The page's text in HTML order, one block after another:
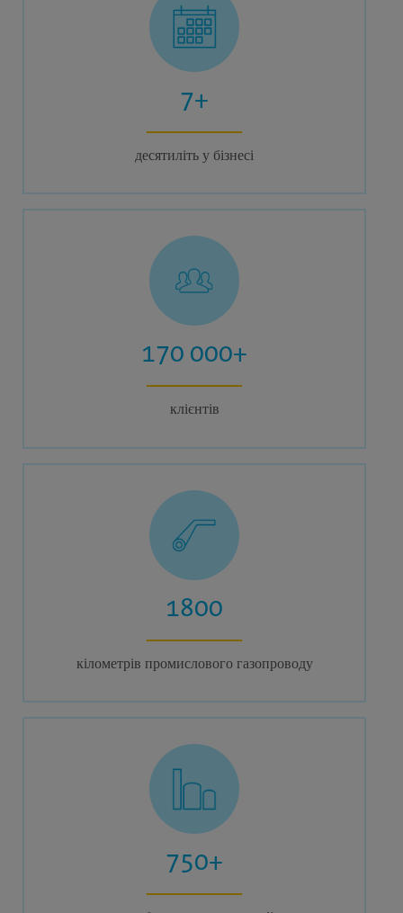
7+
десятиліть у бізнесі
170 000+
клієнтів
1800
кілометрів промислового газопроводу
750+